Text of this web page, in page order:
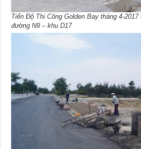
Tiến Độ Thi Công Golden Bay tháng 4-
đường N9 – khu D17